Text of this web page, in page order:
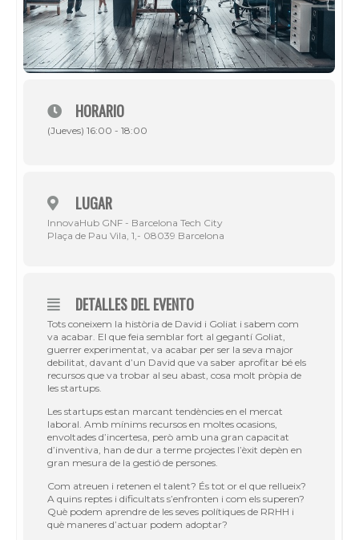
HORARIO
(Jueves) 16:00 - 18:00
LUGAR
InnovaHub GNF - Barcelona Tech City
Plaça de Pau Vila, 1,- 08039 Barcelona
DETALLES DEL EVENTO
Tots coneixem la història de David i Goliat i sabem com
va acabar. El que feia semblar fort al gegantí Goliat,
guerrer experimentat, va acabar per ser la seva major
debilitat, davant d’un David que va saber aprofitar bé els
recursos que va trobar al seu abast, cosa molt pròpia de
les startups.
Les startups estan marcant tendències en el mercat
laboral. Amb mínims recursos en moltes ocasions,
envoltades d’incertesa, però amb una gran capacitat
d’inventiva, han de dur a terme projectes l’èxit depèn en
gran mesura de la gestió de persones.
Com atreuen i retenen el talent? És tot or el que rellueix?
A quins reptes i dificultats s’enfronten i com els superen?
Què podem aprendre de les seves polítiques de RRHH i
què maneres d’actuar podem adoptar?